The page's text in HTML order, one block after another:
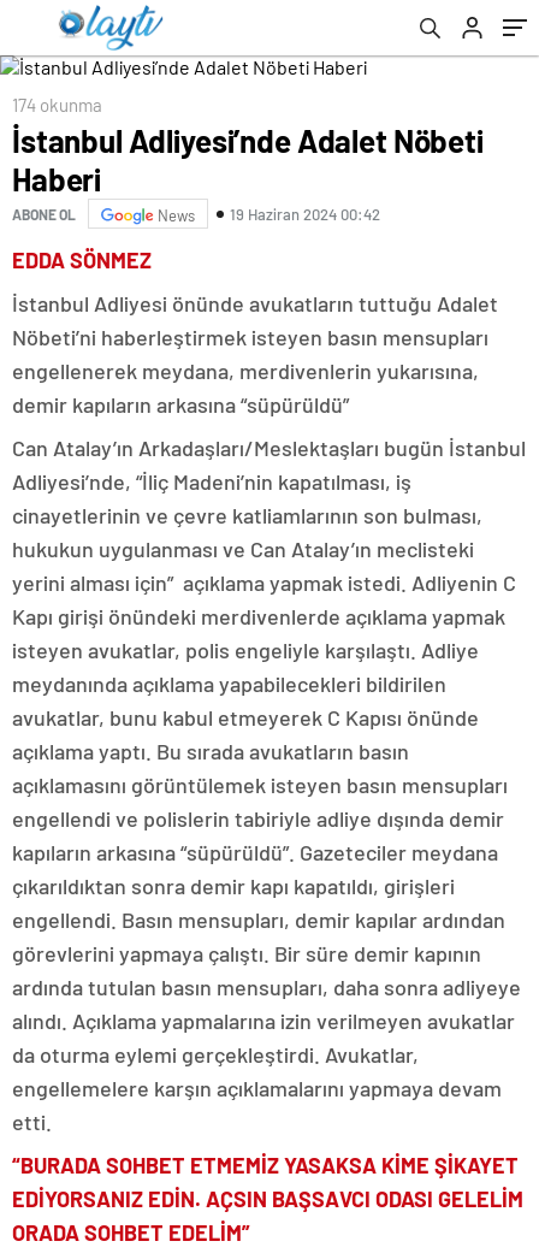
174 okunma
İstanbul Adliyesi’nde Adalet Nöbeti
Haberi
ABONE OL News 19 Haziran 2024 00:42
EDDA SÖNMEZ
İstanbul Adliyesi önünde avukatların tuttuğu Adalet
Nöbeti’ni haberleştirmek isteyen basın mensupları
engellenerek meydana, merdivenlerin yukarısına,
demir kapıların arkasına “süpürüldü”
Can Atalay’ın Arkadaşları/Meslektaşları bugün İstanbul
Adliyesi’nde, “İliç Madeni’nin kapatılması, iş
cinayetlerinin ve çevre katliamlarının son bulması,
hukukun uygulanması ve Can Atalay’ın meclisteki
yerini alması için” açıklama yapmak istedi. Adliyenin C
Kapı girişi önündeki merdivenlerde açıklama yapmak
isteyen avukatlar, polis engeliyle karşılaştı. Adliye
meydanında açıklama yapabilecekleri bildirilen
avukatlar, bunu kabul etmeyerek C Kapısı önünde
açıklama yaptı. Bu sırada avukatların basın
açıklamasını görüntülemek isteyen basın mensupları
engellendi ve polislerin tabiriyle adliye dışında demir
kapıların arkasına “süpürüldü”. Gazeteciler meydana
çıkarıldıktan sonra demir kapı kapatıldı, girişleri
engellendi. Basın mensupları, demir kapılar ardından
görevlerini yapmaya çalıştı. Bir süre demir kapının
ardında tutulan basın mensupları, daha sonra adliyeye
alındı. Açıklama yapmalarına izin verilmeyen avukatlar
da oturma eylemi gerçekleştirdi. Avukatlar,
engellemelere karşın açıklamalarını yapmaya devam
etti.
“BURADA SOHBET ETMEMİZ YASAKSA KİME ŞİKAYET
EDİYORSANIZ EDİN. AÇSIN BAŞSAVCI ODASI GELELİM
ORADA SOHBET EDELİM”